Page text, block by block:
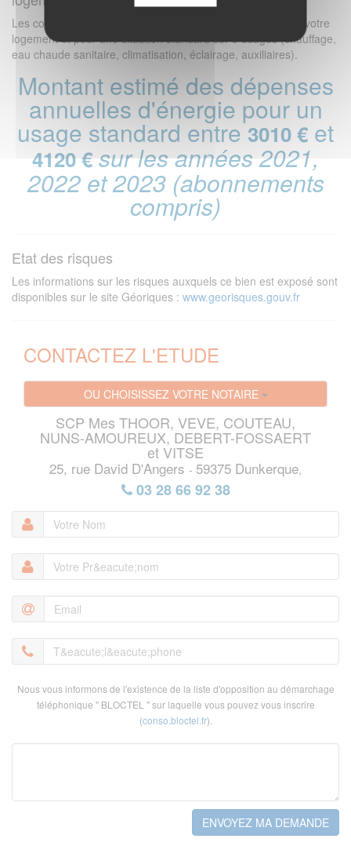
Les coûts sont estimés en fonction des caractéristiques de votre
logement et pour une situation standard sur 5 usages (chauffage,
eau chaude sanitaire, climatisation, éclairage, auxiliaires).
Montant estimé des dépenses
annuelles d'énergie pour un
usage standard entre3010 € et
4120 € sur les années 2021,
2022 et 2023 (abonnements
compris)
Etat des risques
Les informations sur les risques auxquels ce bien est exposé sont
disponibles sur le site Géoriques : www.georisques.gouv.fr
CONTACTEZ L'ETUDE
OU CHOISISSEZ VOTRE NOTAIRE
SCP Mes THOOR, VEVE, COUTEAU,
NUNS-AMOUREUX, DEBERT-FOSSAERT
et VITSE
25, rue David D'Angers - 59375 Dunkerque,
03 28 66 92 38
Nom
Nous vous informons de l'existence de la liste d'opposition au démarchage
téléphonique " BLOCTEL " sur laquelle vous pouvez vous inscrire
(conso.bloctel.fr).
ENVOYEZ MA DEMANDE